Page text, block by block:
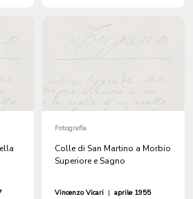
Fotografia
Colle di San Martino a Morbio
Superiore e Sagno
Vincenzo Vicari | aprile 1955